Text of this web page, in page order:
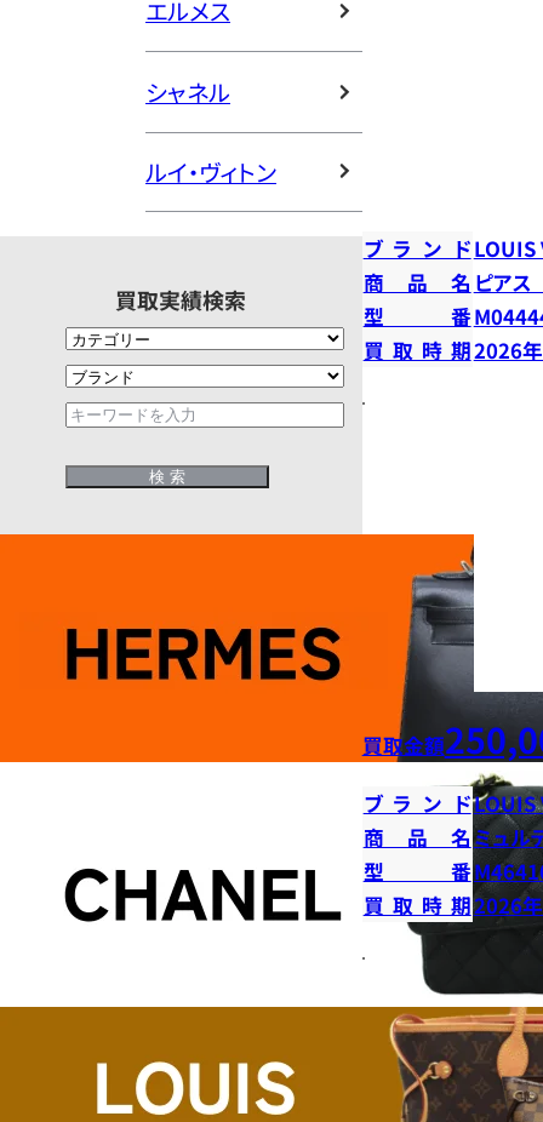
エルメス
シャネル
ルイ・ヴィトン
買取実績検索
ブランドLOUIS
商品名 ピアス
型番
買取時期2026
買取金額
ブランドLOUIS
商品名ミュル
型番
買取時期2026